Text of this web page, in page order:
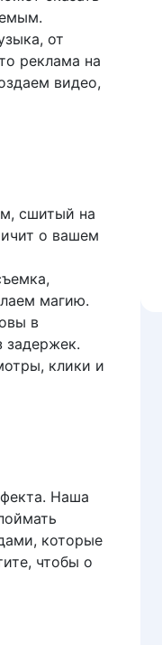
от
реклама на
видео,
сшитый на
о вашем
магию.
в
задержек.
клики и
Наша
которые
чтобы о